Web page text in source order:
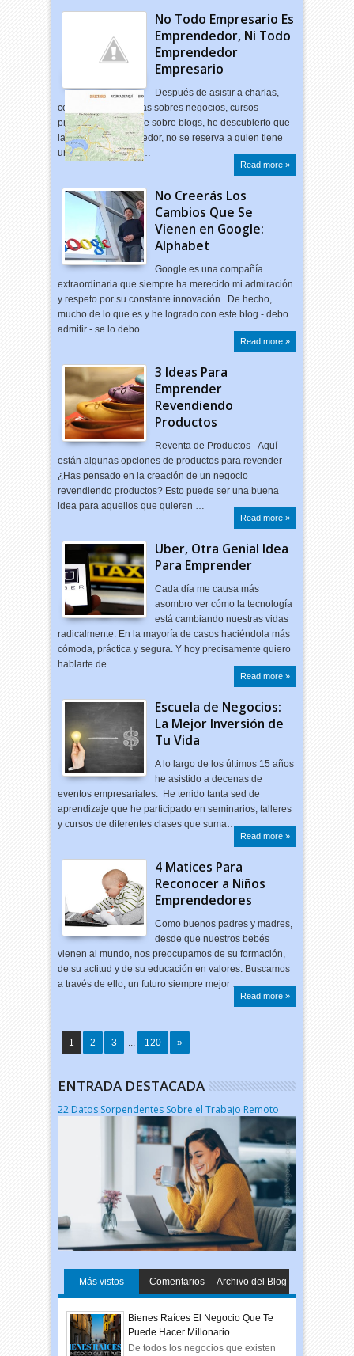
No Todo Empresario Es
Emprendedor, Ni Todo
Emprendedor
Empresario
Después de asistir a charlas,
conferencias, lecturas sobres negocios, cursos
presenciales y online sobre blogs, he descubierto que
la palabra emprendedor, no se reserva a quien tiene
una empresa forma…
Read more »
No Creerás Los
Cambios Que Se
Vienen en Google:
Alphabet
Google es una compañía
extraordinaria que siempre ha merecido mi admiración
y respeto por su constante innovación. De hecho,
mucho de lo que es y he logrado con este blog - debo
admitir - se lo debo …
Read more »
3 Ideas Para
Emprender
Revendiendo
Productos
Reventa de Productos - Aquí
están algunas opciones de productos para revender
¿Has pensado en la creación de un negocio
revendiendo productos? Esto puede ser una buena
idea para aquellos que quieren …
Read more »
Uber, Otra Genial Idea
Para Emprender
Cada día me causa más
asombro ver cómo la tecnología
está cambiando nuestras vidas
radicalmente. En la mayoría de casos haciéndola más
cómoda, práctica y segura. Y hoy precisamente quiero
hablarte de…
Read more »
Escuela de Negocios:
La Mejor Inversión de
Tu Vida
A lo largo de los últimos 15 años
he asistido a decenas de
eventos empresariales. He tenido tanta sed de
aprendizaje que he participado en seminarios, talleres
y cursos de diferentes clases que suma…
Read more »
4 Matices Para
Reconocer a Niños
Emprendedores
Como buenos padres y madres,
desde que nuestros bebés
vienen al mundo, nos preocupamos de su formación,
de su actitud y de su educación en valores. Buscamos
a través de ello, un futuro siempre mejor …
Read more »
1 2 3 ... 120 »
ENTRADA DESTACADA
22 Datos Sorpendentes Sobre el Trabajo Remoto
Más vistos Comentarios Archivo del Blog
Bienes Raíces El Negocio Que Te
Puede Hacer Millonario
De todos los negocios que existen